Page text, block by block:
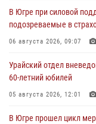
В Югре при силовой
подозреваемые в
06 августа 2026, 09:07
Урайский отдел
60-летний юбилей
05 августа 2026, 12:01
В Югре прошел цикл